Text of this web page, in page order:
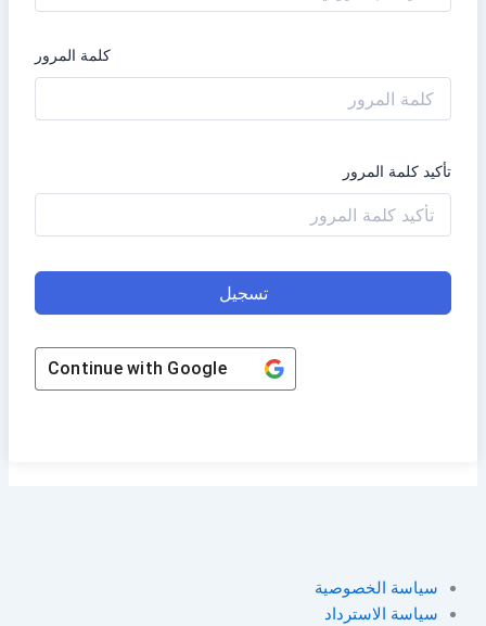
كلمة المرور
تأكيد كلمة المرور
تسجيل
Continue with Google
سياسة الخصوصية
سياسة الاسترداد